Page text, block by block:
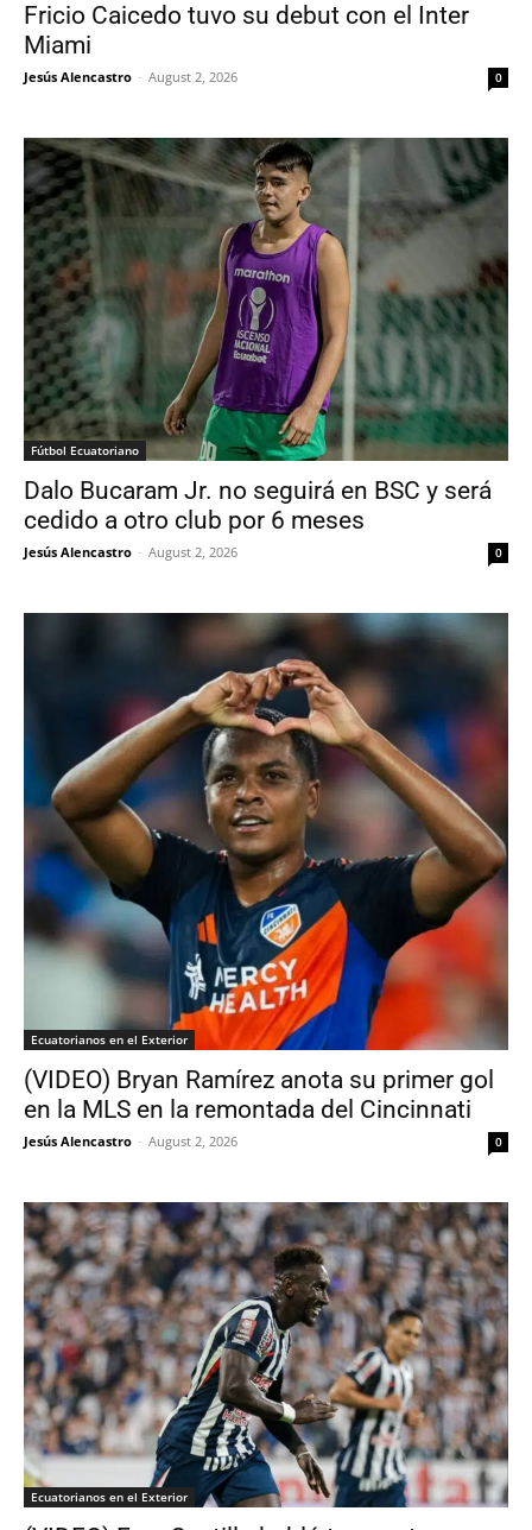
Fricio Caicedo tuvo su debut con el Inter
Miami
Jesús Alencastro - August 2, 2026 0
Fútbol Ecuatoriano
Dalo Bucaram Jr. no seguirá en BSC y será
cedido a otro club por 6 meses
Jesús Alencastro - August 2, 2026 0
Ecuatorianos en el Exterior
(VIDEO) Bryan Ramírez anota su primer gol
en la MLS en la remontada del Cincinnati
Jesús Alencastro - August 2, 2026 0
Ecuatorianos en el Exterior